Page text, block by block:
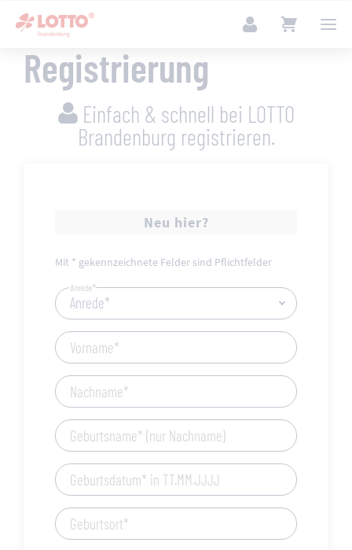
Registrierung
Einfach & schnell bei LOTTO
Brandenburg registrieren.
Neu hier?
Mit * gekennzeichnete Felder sind Pflichtfelder
Anrede*
Vorname*
Nachname*
Geburtsname* (nur Nachname)
Geburtsdatum* in TT.MM.JJJJ
Geburtsort*